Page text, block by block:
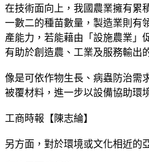
在技術面向上，我國農業擁有累
一數二的種苗數量，製造業則有
產能力，若能藉由「設施農業」
有助於創造農、工業及服務輸出
像是可依作物生長、病蟲防治需
被覆材料，進一步以設備協助環
工商時報【陳志綸】
另方面，對於環境或文化相近的